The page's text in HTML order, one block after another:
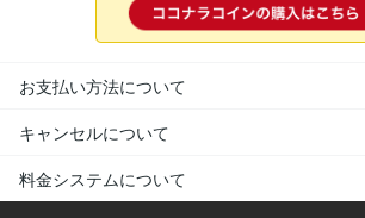
お支払い方法について
キャンセルについて
料金システムについて